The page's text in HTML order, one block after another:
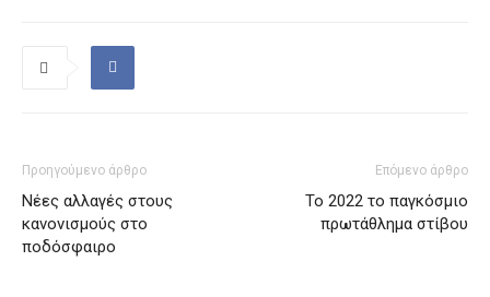
Προηγούμενο άρθρο
Νέες αλλαγές στους
κανονισμούς στο
ποδόσφαιρο
Επόμενο άρθρο
Το 2022 το παγκόσμιο
πρωτάθλημα στίβου